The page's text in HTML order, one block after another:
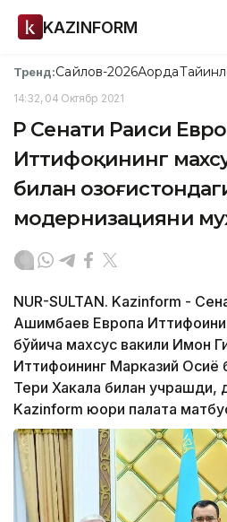
KAZINFORM
Тренд:Сайлов-2026Ақорда
14:32, 04 Октябр 2021
ҚР Сенати Раиси
Иттифоқининг
билан
модернизацияни
NUR-SULTAN. Kazinform -
Aшимбаев Европа
бўйича махсус вакили Имон
Иттифоқининг Марказий Осиё
Тери Хакала билан учрашди,
Kazinform юқори палата